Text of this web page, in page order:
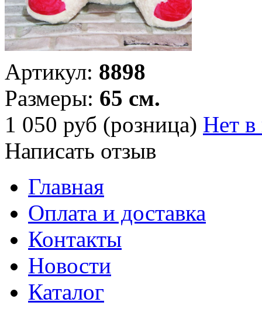
Артикул: 8898
Размеры: 65 см.
1 050 руб (розница) Нет в
Написать отзыв
Главная
Оплата и доставка
Контакты
Новости
Каталог